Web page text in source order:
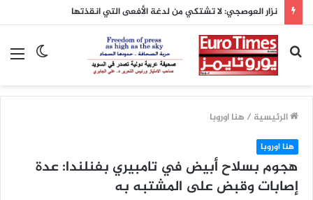
نزار العوصجي: لا تشتكي من لدغة الأفعى التي انقذتها
الوضع
بحث
عن
الرئيسية / هنا اوروبا
هنا اوروبا
هجوم بسلاح أبيض في تامبيري بفنلندا: عدة
إصابات وقبض على المشتبه به